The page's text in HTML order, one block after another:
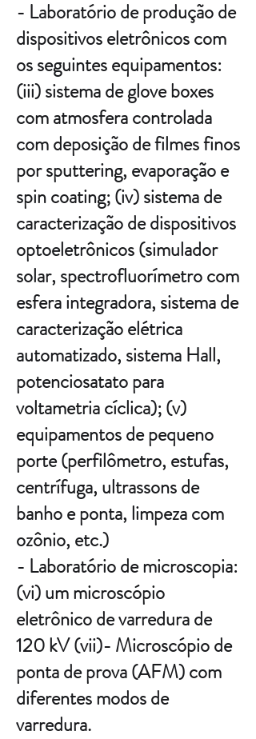
- Laboratório de produção de
dispositivos eletrônicos com
os seguintes equipamentos:
(iii) sistema de glove boxes
com atmosfera controlada
com deposição de filmes finos
por sputtering, evaporação e
spin coating; (iv) sistema de
caracterização de dispositivos
optoeletrônicos (simulador
solar, spectrofluorímetro com
esfera integradora, sistema de
caracterização elétrica
automatizado, sistema Hall,
potenciosatato para
voltametria cíclica); (v)
equipamentos de pequeno
porte (perfilômetro, estufas,
centrífuga, ultrassons de
banho e ponta, limpeza com
ozônio, etc.)
- Laboratório de microscopia:
(vi) um microscópio
eletrônico de varredura de
120 kV (vii)- Microscópio de
ponta de prova (AFM) com
diferentes modos de
varredura.